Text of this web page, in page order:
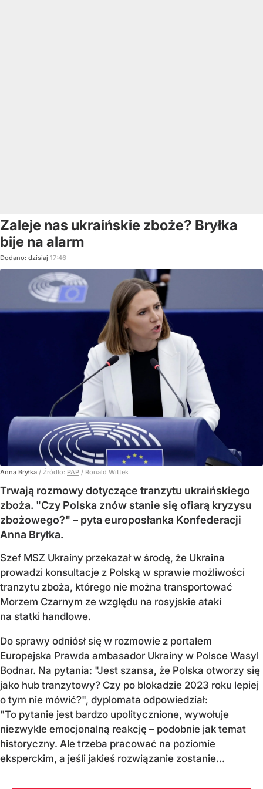
Zaleje nas ukraińskie zboże? Bryłka
bije na alarm
Dodano: dzisiaj 17:46
Anna Bryłka / Źródło: PAP / Ronald Wittek
Trwają rozmowy dotyczące tranzytu ukraińskiego
zboża. "Czy Polska znów stanie się ofiarą kryzysu
zbożowego?" – pyta europosłanka Konfederacji
Anna Bryłka.
Szef MSZ Ukrainy przekazał w środę, że Ukraina
prowadzi konsultacje z Polską w sprawie możliwości
tranzytu zboża, którego nie można transportować
Morzem Czarnym ze względu na rosyjskie ataki
na statki handlowe.
Do sprawy odniósł się w rozmowie z portalem
Europejska Prawda ambasador Ukrainy w Polsce Wasyl
Bodnar. Na pytania: "Jest szansa, że Polska otworzy się
jako hub tranzytowy? Czy po blokadzie 2023 roku lepiej
o tym nie mówić?", dyplomata odpowiedział:
"To pytanie jest bardzo upolitycznione, wywołuje
niezwykle emocjonalną reakcję – podobnie jak temat
historyczny. Ale trzeba pracować na poziomie
eksperckim, a jeśli jakieś rozwiązanie zostanie...